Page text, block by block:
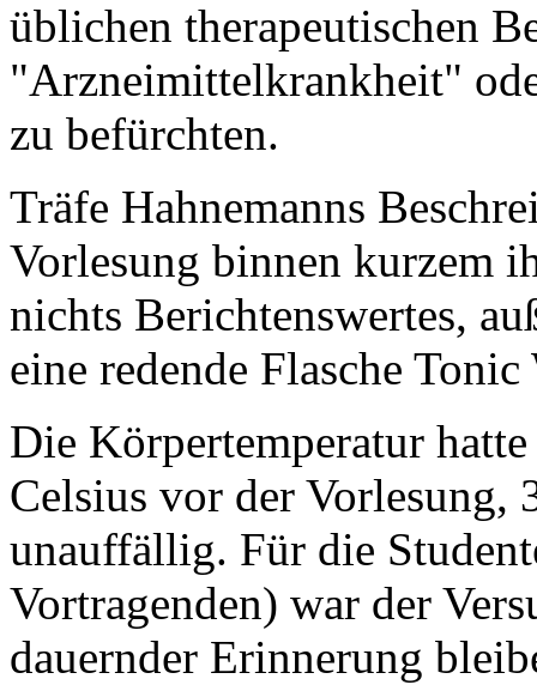
üblichen therapeutischen
"Arzneimittelkrankheit"
zu befürchten.
Träfe Hahnemanns
Vorlesung binnen kurzem
nichts Berichtenswertes,
eine redende Flasche
Die Körpertemperatur
Celsius vor der Vorlesung,
unauffällig. Für die
Vortragenden) war der
dauernder Erinnerung